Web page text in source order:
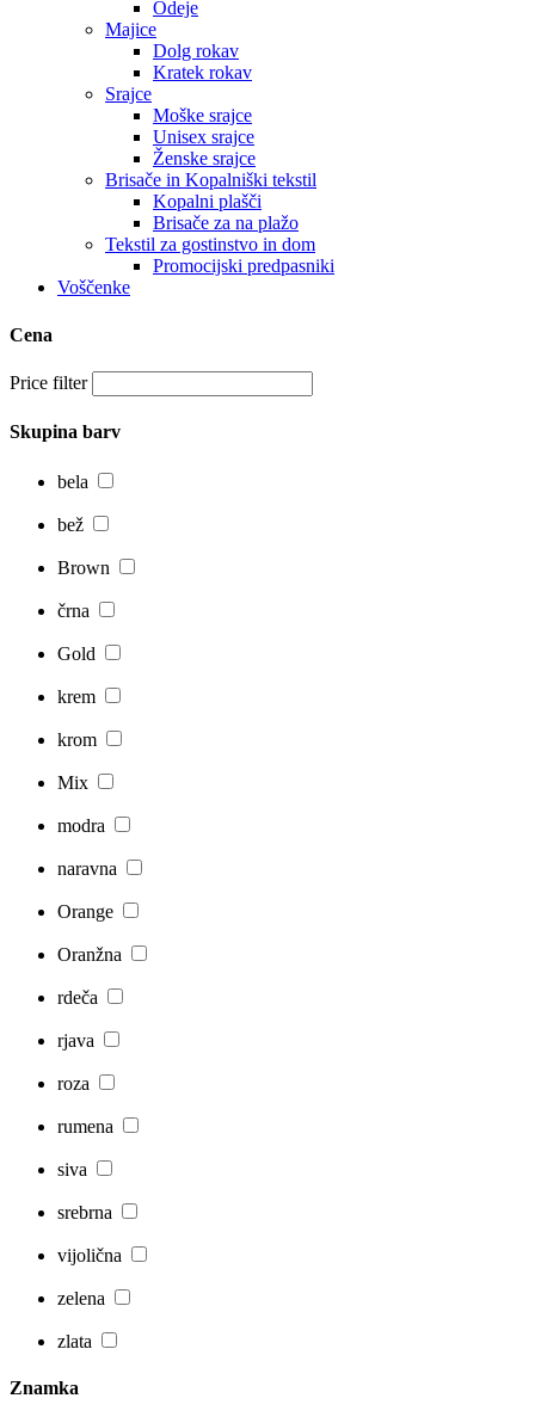
Odeje
Majice
Dolg rokav
Kratek rokav
Srajce
Moške srajce
Unisex srajce
Ženske srajce
Brisače in Kopalniški tekstil
Kopalni plašči
Brisače za na plažo
Tekstil za gostinstvo in dom
Promocijski predpasniki
Voščenke
Cena
Price filter
Skupina barv
bela
bež
Brown
črna
Gold
krem
krom
Mix
modra
naravna
Orange
Oranžna
rdeča
rjava
roza
rumena
siva
srebrna
vijolična
zelena
zlata
Znamka